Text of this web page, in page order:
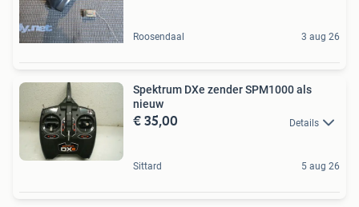
Roosendaal 3 aug 26
Spektrum DXe zender SPM1000 als
nieuw
€ 35,00 Details
Sittard 5 aug 26